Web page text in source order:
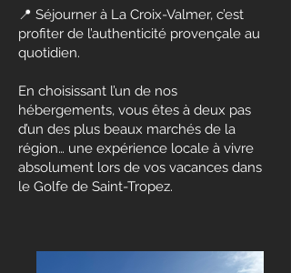
📍 Séjourner à La Croix-Valmer, c’est
profiter de l’authenticité provençale au
quotidien.
En choisissant l’un de nos
hébergements, vous êtes à deux pas
d’un des plus beaux marchés de la
région… une expérience locale à vivre
absolument lors de vos vacances dans
le Golfe de Saint-Tropez.